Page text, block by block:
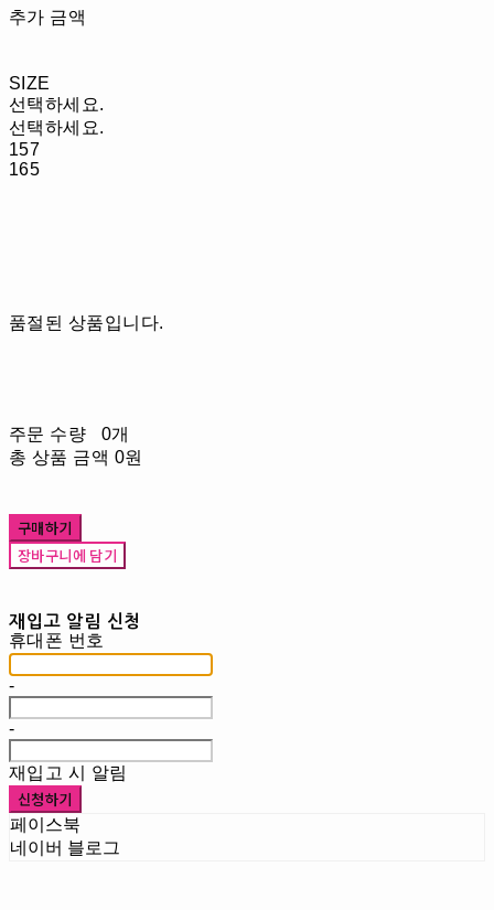
추가 금액
SIZE
선택하세요.
선택하세요.
157
165
품절된 상품입니다.
주문 수량
0개
총 상품 금액 0원
구매하기
장바구니에 담기
재입고 알림 신청
휴대폰 번호
-
-
재입고 시 알림
신청하기
페이스북
네이버 블로그